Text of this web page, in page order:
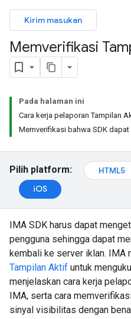
Kirim masukan
Memverifikasi
Pada halaman ini
Cara kerja pelaporan Tampilan
Memverifikasi bahwa SDK
Pilih platform: HTML5
iOS
IMA SDK harus dapat
pengguna sehingga dapat
kembali ke server iklan. IMA
Tampilan Aktif untuk
menjelaskan cara kerja
IMA, serta cara
sinyal visibilitas dengan